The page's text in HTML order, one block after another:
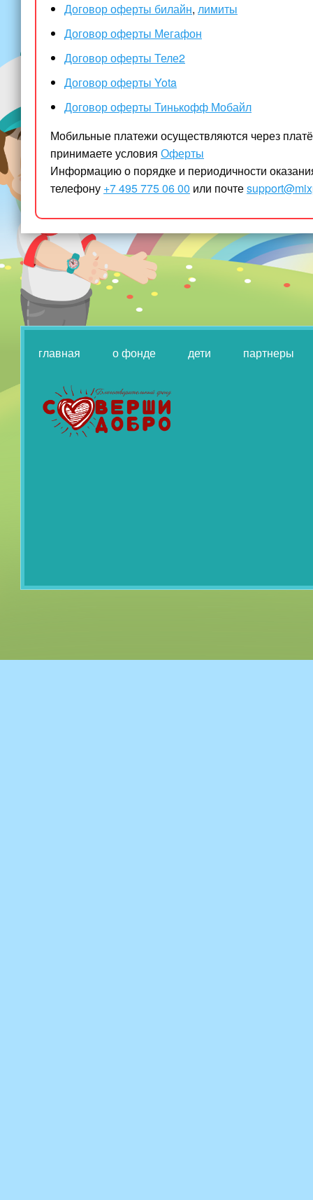
Договор оферты билайн, лимиты
Договор оферты Мегафон
Договор оферты Теле2
Договор оферты Yota
Договор оферты Тинькофф Мобайл
Мобильные платежи осуществляются через
принимаете условия Оферты
Информацию о порядке и периодичности
телефону +7 495 775 06 00 или почте
главная о фонде дети партнеры